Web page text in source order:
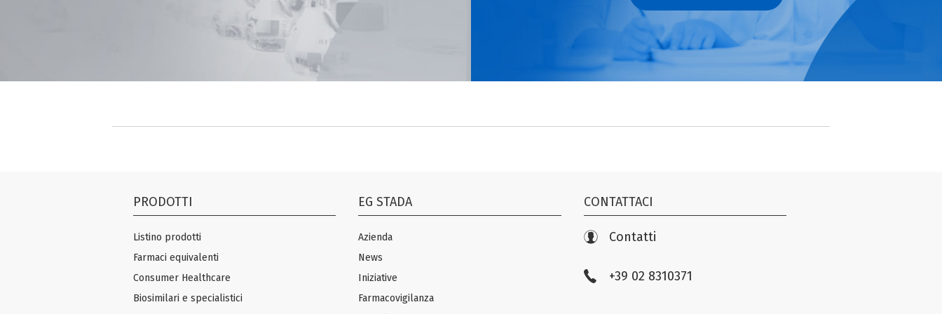
PRODOTTI
Listino prodotti
Farmaci equivalenti
Consumer Healthcare
Biosimilari e specialistici
EG STADA
Azienda
News
Iniziative
Farmacovigilanza
CONTATTACI
Contatti
+39 02 8310371